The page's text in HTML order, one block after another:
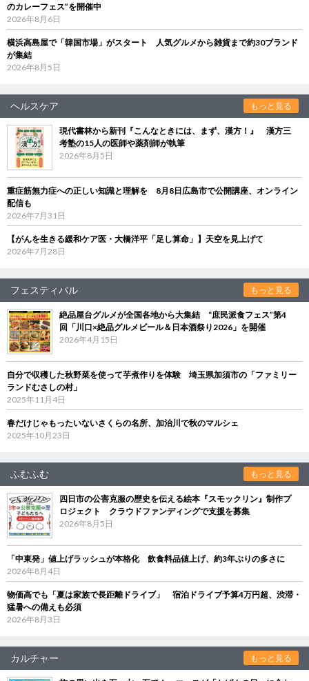
のカレーフェス”を開催中
2026年8月6日
横浜高島屋で「韓国市場」がスタート 人気グルメから雑貨まで約30ブランド
が集結
2026年8月5日
ヘルスケア もっと見る
現代書林から新刊『こんなときには、まず、漢方！』 漢方三
考塾の15人の医師や薬剤師が執筆
2026年8月5日
重症筋無力症への正しい知識と理解を 8月8日広島市で公開講座、オンライン
配信も
2026年7月31日
【がんを生きる緩和ケア医・大橋洋平「足し算命」】天空を見上げて
2026年7月28日
フェスティバル もっと見る
絶品屋台グルメが全国各地から大集結 “庶民派食フェス”第4
回「川口×絶品グルメビール＆日本酒祭り2026」を開催
2026年4月15日
自分で収穫した秋野菜を使って芋煮作りを体験 埼玉県加須市の「ファミリー
ランドむさしの村」
2025年11月4日
春だけじゃもったいないさくらの名所、加治川で秋のマルシェ
2025年10月23日
ふむふむ もっと見る
四日市の公害克服の歴史を伝える絵本『スモックリン』制作プ
ロジェクト クラウドファンディングで支援を募集
2026年8月5日
「中東発」値上げラッシュが本格化 飲食料品値上げ、約3年ぶりの多さに
2026年8月4日
物価高でも「夏は家族で長距離ドライブ」 宿泊ドライブ予算4万円超、渋滞・
猛暑への備えも必須
2026年8月3日
カルチャー もっと見る